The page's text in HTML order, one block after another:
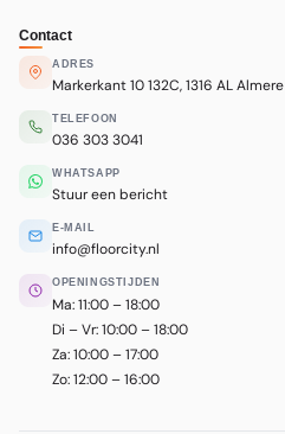
Contact
ADRES
Markerkant 10 132C, 1316 AL Almere
TELEFOON
036 303 3041
WHATSAPP
Stuur een bericht
E-MAIL
info@floorcity.nl
OPENINGSTIJDEN
Ma: 11:00 – 18:00
Di – Vr: 10:00 – 18:00
Za: 10:00 – 17:00
Zo: 12:00 – 16:00